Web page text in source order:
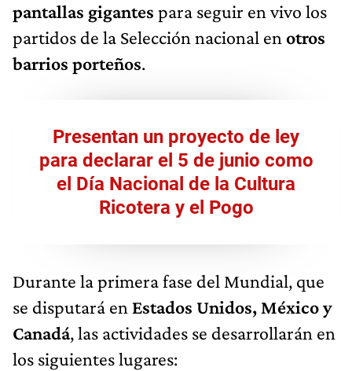
pantallas gigantes para seguir en vivo los
partidos de la Selección nacional en otros
barrios porteños.
Presentan un proyecto de ley
para declarar el 5 de junio como
el Día Nacional de la Cultura
Ricotera y el Pogo
Durante la primera fase del Mundial, que
se disputará en Estados Unidos, México y
Canadá, las actividades se desarrollarán en
los siguientes lugares: